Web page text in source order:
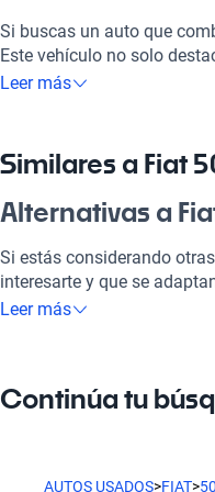
Si buscas un auto que
Este vehículo no solo
perfectamente a tus
rendimiento y comodidad
¿Por qué elegir
Disfrutá de la mejor
placentero y conectado.
Fiat Ducato, Fiat Uno,Fiat
Leer más
Similares a Fiat
Alternativas a
Si estás considerando
interesarte y que se
Fiat Uno
Leer más
Continúa tu
AUTOS USADOS>FIAT>